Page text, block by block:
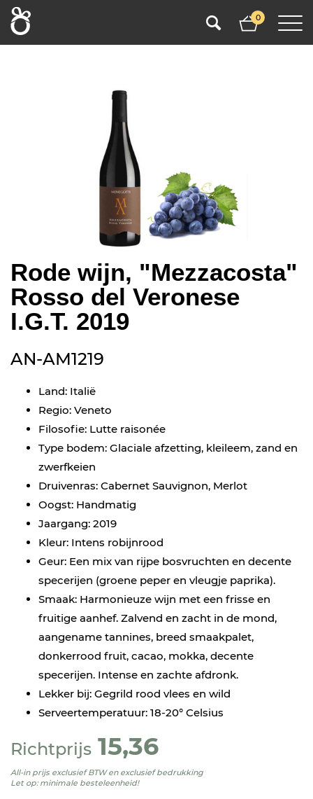
0
Rode wijn, "Mezzacosta"
Rosso del Veronese
I.G.T. 2019
AN-AM1219
Land: Italië
Regio: Veneto
Filosofie: Lutte raisonée
Type bodem: Glaciale afzetting, kleileem, zand en
zwerfkeien
Druivenras: Cabernet Sauvignon, Merlot
Oogst: Handmatig
Jaargang: 2019
Kleur: Intens robijnrood
Geur: Een mix van rijpe bosvruchten en decente
specerijen (groene peper en vleugje paprika).
Smaak: Harmonieuze wijn met een frisse en
fruitige aanhef. Zalvend en zacht in de mond,
aangename tannines, breed smaakpalet,
donkerrood fruit, cacao, mokka, decente
specerijen. Intense en zachte afdronk.
Lekker bij: Gegrild rood vlees en wild
Serveertemperatuur: 18-20° Celsius
Richtprijs 15,36
All-in prijs exclusief BTW en exclusief bedrukking
Let op: minimale besteleenheid!